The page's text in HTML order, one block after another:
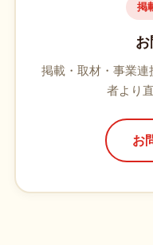
掲
掲載・取材・事業連
者より
お